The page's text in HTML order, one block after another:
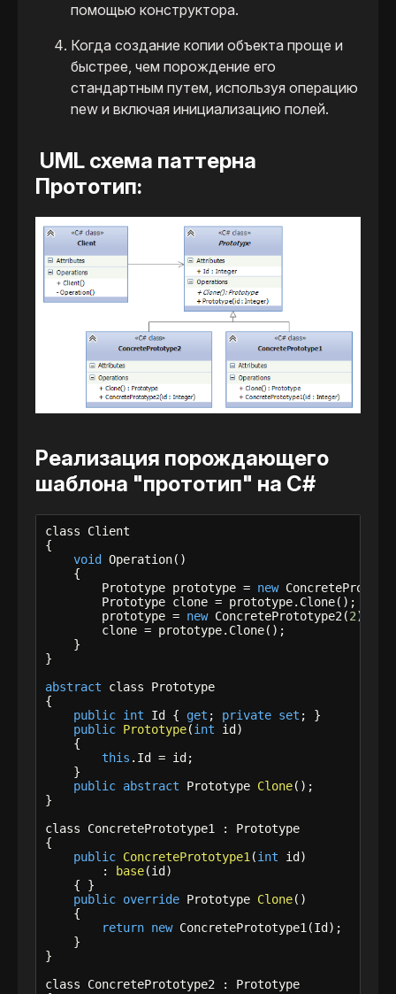
помощью конструктора.
Когда создание копии объекта проще и
быстрее, чем порождение его
стандартным путем, используя операцию
new и включая инициализацию полей.
UML схема паттерна
Прототип​:
Реализация порождающего
шаблона "прототип" на C#
class Client
{
void
Operation()
    {
        Prototype prototype =
new
        Prototype clone = prototype.Clone();
        prototype =
new ConcretePrototype2(2);
        clone = prototype.Clone();
    }
}
abstract class Prototype
{
public int Id { get ; private set ; }
public Prototype(int id)
    {
this .Id = id;
    }
public abstract Prototype Clone();
}
class ConcretePrototype1 : Prototype
{
public ConcretePrototype1 (int id)
        :
base(id)
    { }
public override Prototype Clone()
    {
return new ConcretePrototype1(Id);
    }
}
class ConcretePrototype2 : Prototype